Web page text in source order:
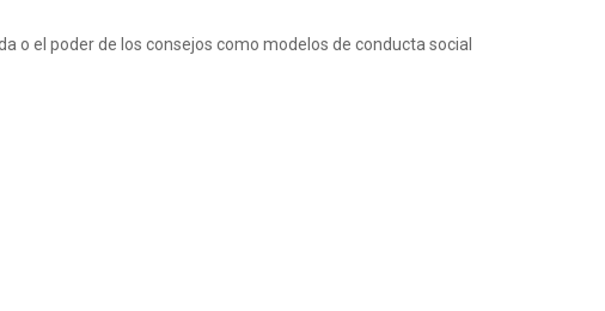
o el poder de los consejos como modelos de conducta social